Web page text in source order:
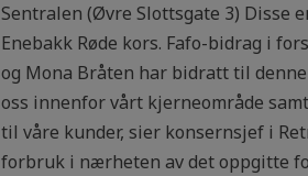
Sentralen (Øvre Slottsgate 3) Disse
Enebakk Røde kors. Fafo-bidrag i
og Mona Bråten har bidratt til
oss innenfor vårt kjerneområde
til våre kunder, sier konsernsjef i
forbruk i nærheten av det oppgitte